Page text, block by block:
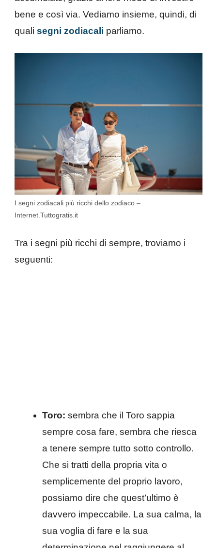
bene e così via. Vediamo insieme, quindi, di
quali segni zodiacali parliamo.
I segni zodiacali più ricchi dello zodiaco –
Internet.Tuttogratis.it
Tra i segni più ricchi di sempre, troviamo i
seguenti:
Toro: sembra che il Toro sappia
sempre cosa fare, sembra che riesca
a tenere sempre tutto sotto controllo.
Che si tratti della propria vita o
semplicemente del proprio lavoro,
possiamo dire che quest’ultimo è
davvero impeccabile. La sua calma, la
sua voglia di fare e la sua